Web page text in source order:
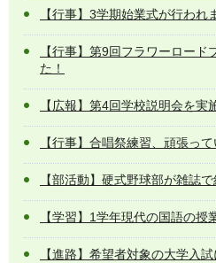
【行事】3学期始業式が行われ
【行事】第9回フラワーロー
た！
【広報】第4回学校説明会を実
【行事】合唱祭練習、頑張って
【部活動】硬式野球部が雑誌
【学習】1学年現代の国語の
【進路】希望者対象の大学入